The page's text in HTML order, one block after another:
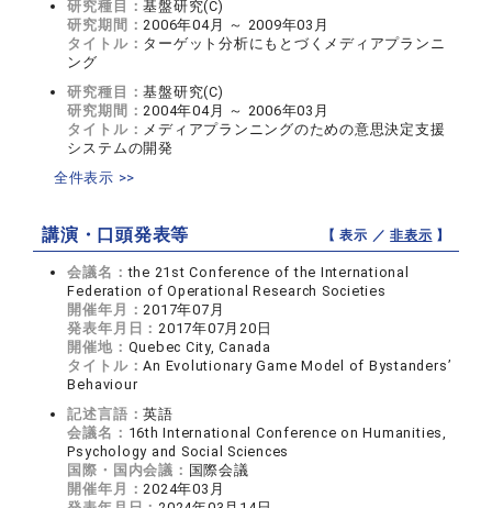
研究種目：基盤研究(C)
研究期間：2006年04月 ～ 2009年03月
タイトル： ターゲット分析にもとづくメディアプランニ
ング
研究種目：基盤研究(C)
研究期間：2004年04月 ～ 2006年03月
タイトル： メディアプランニングのための意思決定支援
システムの開発
全件表示 >>
講演・口頭発表等 【 表示 ／非表示 】
会議名：the 21st Conference of the International
Federation of Operational Research Societies
開催年月：2017年07月
発表年月日：2017年07月20日
開催地： Quebec City, Canada
タイトル：An Evolutionary Game Model of Bystanders’
Behaviour
記述言語：英語
会議名： 16th International Conference on Humanities,
Psychology and Social Sciences
国際・国内会議： 国際会議
開催年月：2024年03月